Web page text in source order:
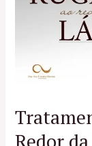
Boca
Código
de